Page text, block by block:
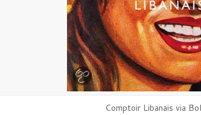
Comptoir Libanais via